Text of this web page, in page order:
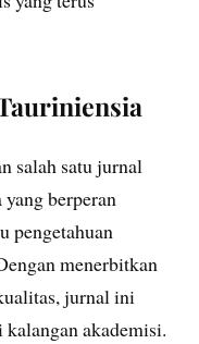
salah satu jurnal
berperan
pengetahuan
menerbitkan
jurnal ini
akademisi.